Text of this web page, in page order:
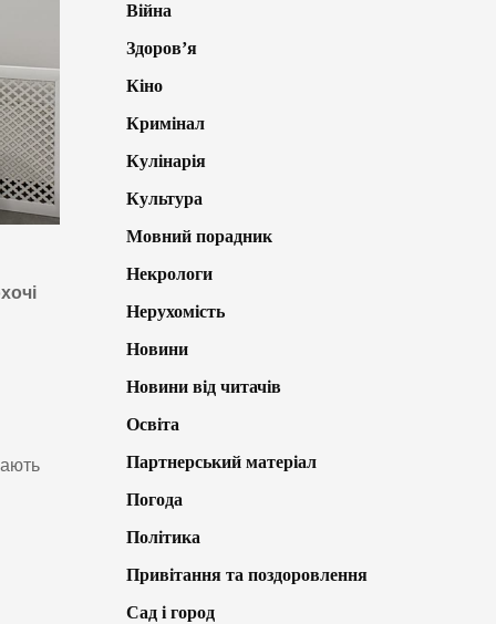
Війна
Здоров’я
Кіно
Кримінал
Кулінарія
Культура
Мовний порадник
Некрологи
Нерухомість
Новини
Новини від читачів
Освіта
Партнерський матеріал
Погода
Політика
Привітання та поздоровлення
Сад і город